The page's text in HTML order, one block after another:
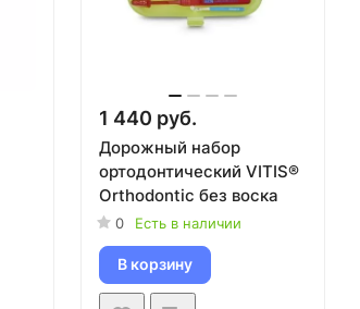
1 440 руб.
Дорожный набор
ортодонтический VITIS®
Orthodontic без воска
0 Есть в наличии
В корзину